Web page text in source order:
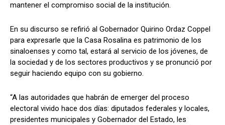
mantener el compromiso social de la institución.
En su discurso se refirió al Gobernador Quirino Ordaz Coppel
para expresarle que la Casa Rosalina es patrimonio de los
sinaloenses y como tal, estará al servicio de los jóvenes, de
la sociedad y de los sectores productivos y se pronunció por
seguir haciendo equipo con su gobierno.
“A las autoridades que habrán de emerger del proceso
electoral vivido hace dos días: diputados federales y locales,
presidentes municipales y Gobernador del Estado, les